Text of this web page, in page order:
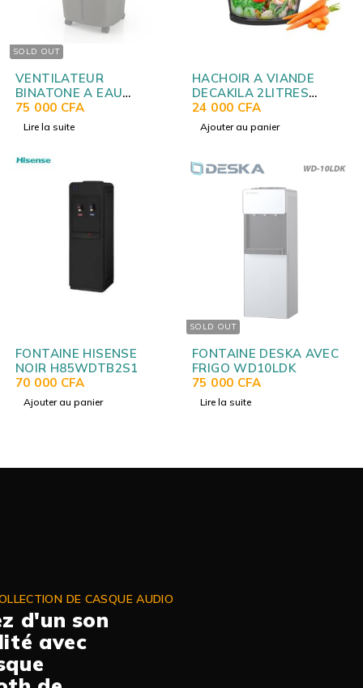
SOLD OUT
VENTILATEUR
BINATONE A EAU
HUMIDIFICATEUR 20
LITRES BAC-20L
75 000 CFA
Lire la suite
HACHOIR A VIANDE
DECAKILA 2LITRES
KEMG011B
24 000 CFA
Ajouter au panier
FONTAINE HISENSE
NOIR H85WDTB2S1
70 000 CFA
Ajouter au panier
SOLD OUT
FONTAINE DESKA AVEC
FRIGO WD10LDK
75 000 CFA
Lire la suite
DE CASQUE AUDIO
d'un son
avec